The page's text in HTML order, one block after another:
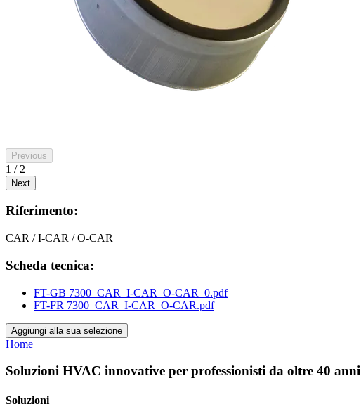
Previous
1 / 2
Next
Riferimento:
CAR / I-CAR / O-CAR
Scheda tecnica:
FT-GB 7300_CAR_I-CAR_O-CAR_0.pdf
FT-FR 7300_CAR_I-CAR_O-CAR.pdf
Aggiungi alla sua selezione
Home
Soluzioni HVAC innovative per professionisti da oltre 40 anni
Soluzioni